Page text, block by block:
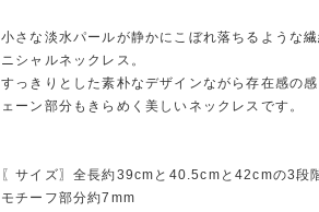
小さな淡水パールが静かにこぼれ落ちるような
ニシャルネックレス。
すっきりとした素朴なデザインながら存在感の
ェーン部分もきらめく美しいネックレスです。
〖サイズ〗全長約39cmと40.5cmと42cmの3段
モチーフ部分約7mm